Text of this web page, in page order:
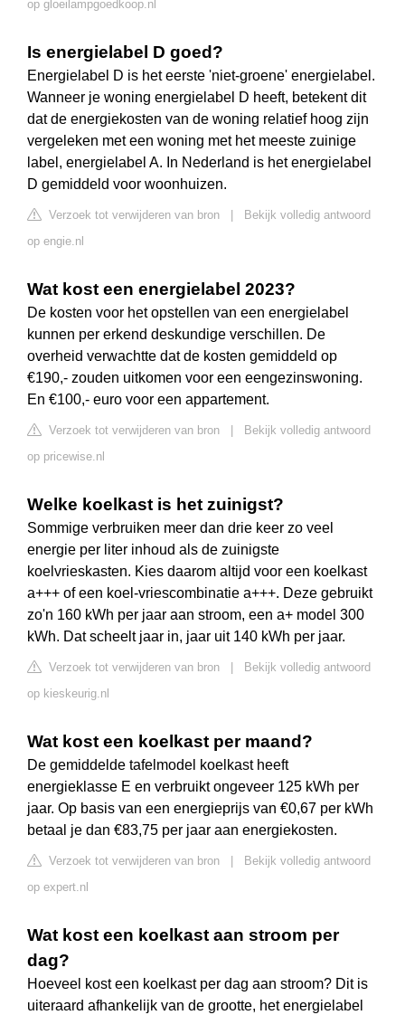
op gloeilampgoedkoop.nl
Is energielabel D goed?
Energielabel D is het eerste 'niet-groene' energielabel.
Wanneer je woning energielabel D heeft, betekent dit
dat de energiekosten van de woning relatief hoog zijn
vergeleken met een woning met het meeste zuinige
label, energielabel A. In Nederland is het energielabel
D gemiddeld voor woonhuizen.
Verzoek tot verwijderen van bron
Bekijk volledig antwoord
op engie.nl
Wat kost een energielabel 2023?
De kosten voor het opstellen van een energielabel
kunnen per erkend deskundige verschillen. De
overheid verwachtte dat de kosten gemiddeld op
€190,- zouden uitkomen voor een eengezinswoning.
En €100,- euro voor een appartement.
Verzoek tot verwijderen van bron
Bekijk volledig antwoord
op pricewise.nl
Welke koelkast is het zuinigst?
Sommige verbruiken meer dan drie keer zo veel
energie per liter inhoud als de zuinigste
koelvrieskasten. Kies daarom altijd voor een koelkast
a+++ of een koel-vriescombinatie a+++. Deze gebruikt
zo'n 160 kWh per jaar aan stroom, een a+ model 300
kWh. Dat scheelt jaar in, jaar uit 140 kWh per jaar.
Verzoek tot verwijderen van bron
Bekijk volledig antwoord
op kieskeurig.nl
Wat kost een koelkast per maand?
De gemiddelde tafelmodel koelkast heeft
energieklasse E en verbruikt ongeveer 125 kWh per
jaar. Op basis van een energieprijs van €0,67 per kWh
betaal je dan €83,75 per jaar aan energiekosten.
Verzoek tot verwijderen van bron
Bekijk volledig antwoord
op expert.nl
Wat kost een koelkast aan stroom per
dag?
Hoeveel kost een koelkast per dag aan stroom? Dit is
uiteraard afhankelijk van de grootte, het energielabel